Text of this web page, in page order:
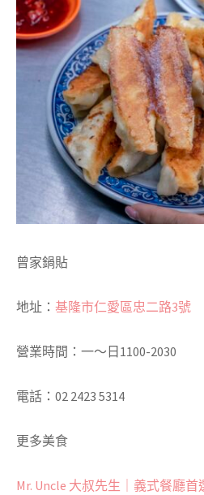
曾家鍋貼
地址： 基隆市仁愛區忠二路3號
營業時間：一～日1100-2030
電話：02 2423 5314
更多美食
Mr. Uncle 大叔先生｜義式餐廳